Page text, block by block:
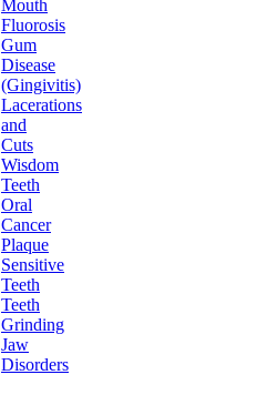
Mouth
Fluorosis
Gum
Disease
(Gingivitis)
Lacerations
and
Cuts
Wisdom
Teeth
Oral
Cancer
Plaque
Sensitive
Teeth
Teeth
Grinding
Jaw
Disorders